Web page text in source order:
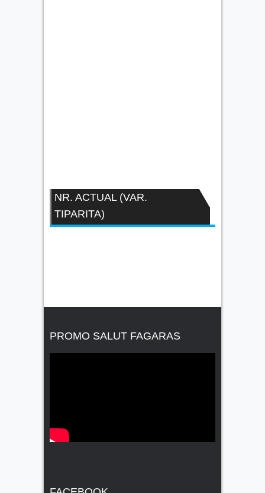
NR. ACTUAL (VAR.
TIPARITA)
PROMO SALUT FAGARAS